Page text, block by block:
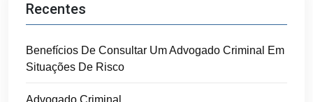
Recentes
Benefícios De Consultar Um Advogado Criminal Em
Situações De Risco